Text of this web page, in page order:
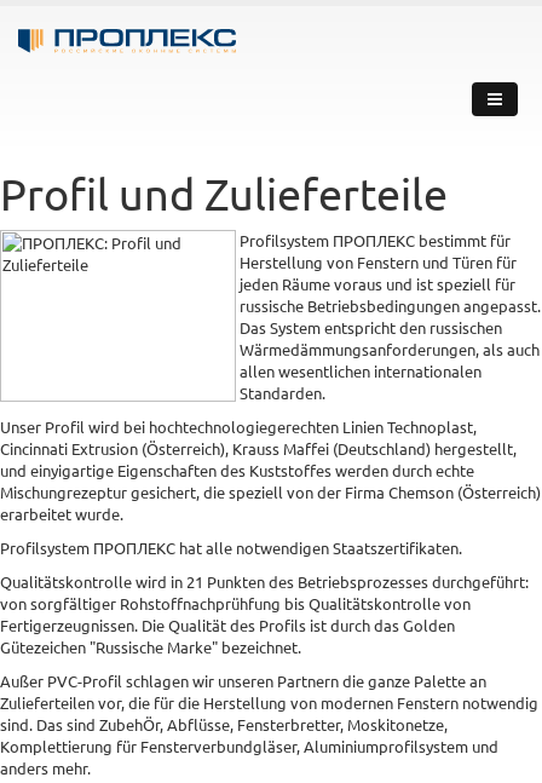
Profil und Zulieferteile
Profilsystem ПРОПЛЕКС bestimmt für
Herstellung von Fenstern und Türen für
jeden Räume voraus und ist speziell für
russische Betriebsbedingungen angepasst.
Das System entspricht den russischen
Wärmedämmungsanforderungen, als auch
allen wesentlichen internationalen
Standarden.
Unser Profil wird bei hochtechnologiegerechten Linien Technoplast,
Cincinnati Extrusion (Österreich), Krauss Maffei (Deutschland) hergestellt,
und einyigartige Eigenschaften des Kuststoffes werden durch echte
Mischungrezeptur gesichert, die speziell von der Firma Chemson (Österreich)
erarbeitet wurde.
Profilsystem ПРОПЛЕКС hat alle notwendigen Staatszertifikaten.
Qualitätskontrolle wird in 21 Punkten des Betriebsprozesses durchgeführt:
von sorgfältiger Rohstoffnachprühfung bis Qualitätskontrolle von
Fertigerzeugnissen. Die Qualität des Profils ist durch das Golden
Gütezeichen "Russische Marke" bezeichnet.
Außer PVC-Profil schlagen wir unseren Partnern die ganze Palette an
Zulieferteilen vor, die für die Herstellung von modernen Fenstern notwendig
sind. Das sind ZubehÖr, Abflüsse, Fensterbretter, Moskitonetze,
Komplettierung für Fensterverbundgläser, Aluminiumprofilsystem und
anders mehr.